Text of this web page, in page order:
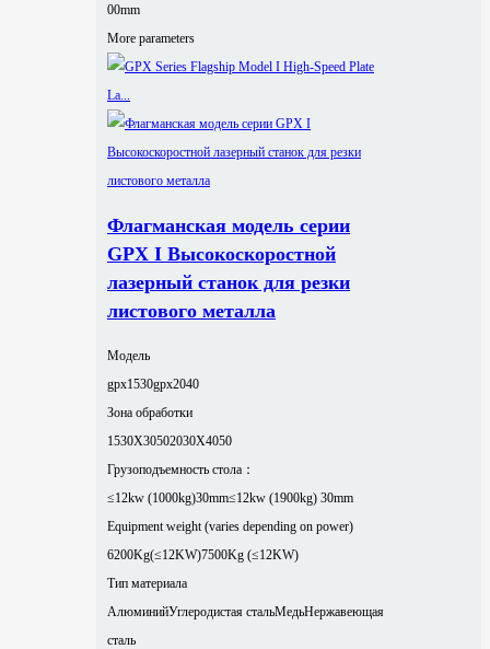
00mm
More parameters
Флагманская модель серии
GPX I Высокоскоростной
лазерный станок для резки
листового металла
Модель
gpx1530gpx2040
Зона обработки
1530X30502030X4050
Грузоподъемность стола：
≤12kw (1000kg)30mm≤12kw (1900kg) 30mm
Equipment weight (varies depending on power)
6200Kg(≤12KW)7500Kg (≤12KW)
Тип материала
АлюминийУглеродистая стальМедьНержавеющая
сталь